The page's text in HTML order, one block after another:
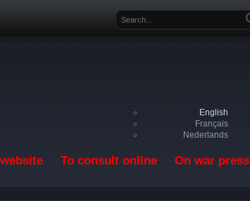
Search form
English
Français
Nederlands
To consult online On war press